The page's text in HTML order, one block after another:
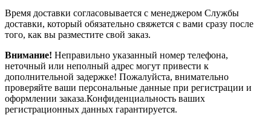
Время доставки согласовывается с менеджером Службы
доставки, который обязательно свяжется с вами сразу после
того, как вы разместите свой заказ.
Внимание! Неправильно указанный номер телефона,
неточный или неполный адрес могут привести к
дополнительной задержке! Пожалуйста, внимательно
проверяйте ваши персональные данные при регистрации и
оформлении заказа.Конфиденциальность ваших
регистрационных данных гарантируется.